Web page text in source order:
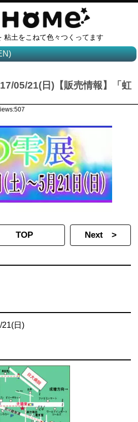
粘土をこねて色々つくってます
05/21(日)【販売情報】「虹
TOP Next >
21(日)